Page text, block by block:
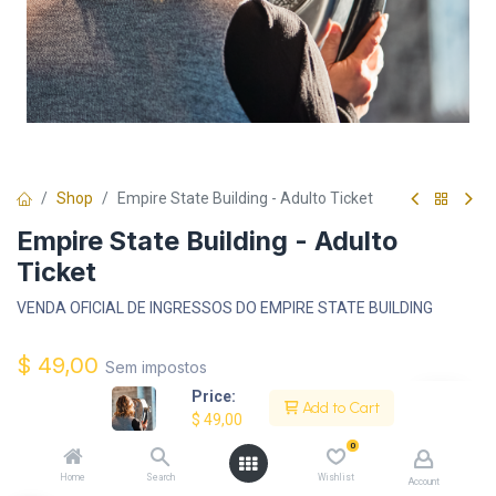
Price:
$ 49,00
Add to Cart
Home Search
0
Wishlist Account
Shop Empire State Building - Adulto Ticket
Empire State Building - Adulto
Ticket
VENDA OFICIAL DE INGRESSOS DO EMPIRE STATE BUILDING
$ 49,00 Sem impostos
Melhore Sua Experiência:
Ingressos Final de Semana + $